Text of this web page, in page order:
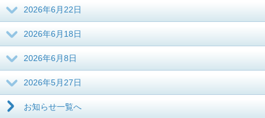
2026年6月22日
2026年6月18日
2026年6月8日
2026年5月27日
お知らせ一覧へ